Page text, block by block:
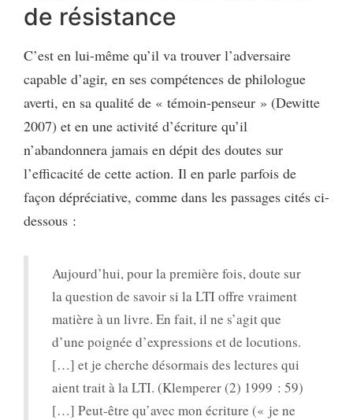
de résistance
C’est en lui-même qu’il va trouver l’adversaire
capable d’agir, en ses compétences de philologue
averti, en sa qualité de « témoin-penseur » (Dewitte
2007) et en une activité d’écriture qu’il
n’abandonnera jamais en dépit des doutes sur
l’efficacité de cette action. Il en parle parfois de
façon dépréciative, comme dans les passages cités ci-
dessous :
Aujourd’hui, pour la première fois, doute sur
la question de savoir si la LTI offre vraiment
matière à un livre. En fait, il ne s’agit que
d’une poignée d’expressions et de locutions.
[…] et je cherche désormais des lectures qui
aient trait à la LTI. (Klemperer (2) 1999 : 59)
[…] Peut-être qu’avec mon écriture (« je ne